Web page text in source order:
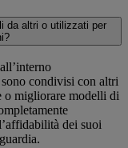
da altri o utilizzati per
condivisi con altri
o migliorare modelli di
dei suoi